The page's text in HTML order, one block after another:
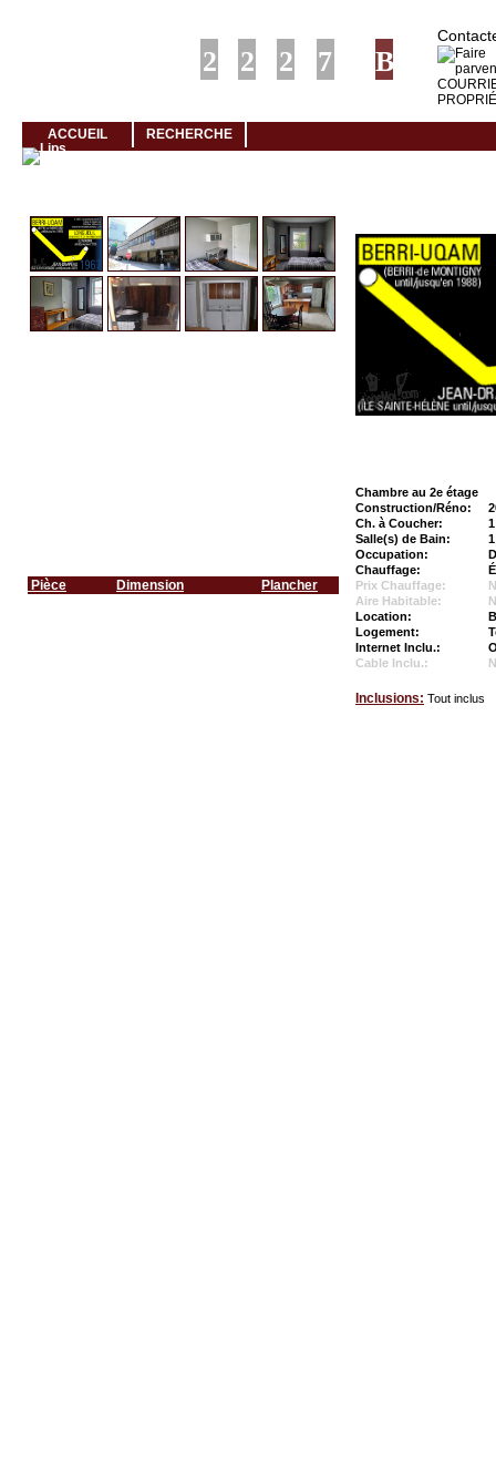
ACCUEIL RECHERCHE
Pièce Dimension Plancher
Chambre au 2e étage
Construction/Réno:
Ch. à Coucher:
1
Salle(s) de Bain:
1
Occupation:
Chauffage:
Prix Chauffage:
Aire Habitable:
Location:
Logement:
Internet Inclu.:
Cable Inclu.:
Inclusions: Tout inclus